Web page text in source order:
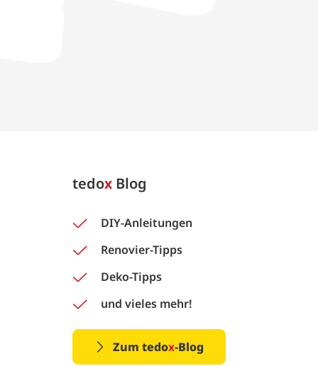
tedox Blog
DIY-Anleitungen
Renovier-Tipps
Deko-Tipps
und vieles mehr!
Zum tedox-Blog